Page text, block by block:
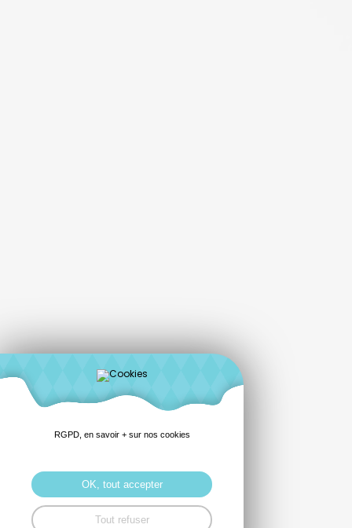
RGPD, en savoir + sur nos cookies
OK, tout accepter
Tout refuser